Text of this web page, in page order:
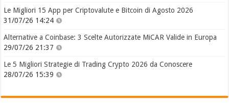
Le Migliori 15 App per Criptovalute e Bitcoin di Agosto 2026
31/07/26 14:24
Alternative a Coinbase: 3 Scelte Autorizzate MiCAR Valide in Europa
29/07/26 21:37
Le 5 Migliori Strategie di Trading Crypto 2026 da Conoscere
28/07/26 15:39